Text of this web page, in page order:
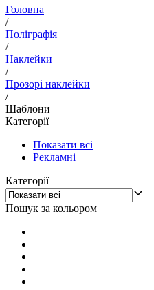
Головна
/
Поліграфія
/
Наклейки
/
Прозорі наклейки
/
Шаблони
Категорії
Показати всі
Рекламні
Категорії
Пошук за кольором